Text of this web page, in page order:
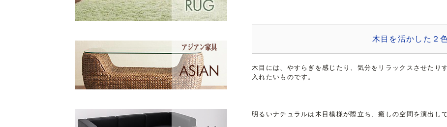
木目を活かした２
木目には、やすらぎを感じたり、気分をリラックスさせたり
入れたいものです。
明るいナチュラルは木目模様が際立ち、癒しの空間を演出し